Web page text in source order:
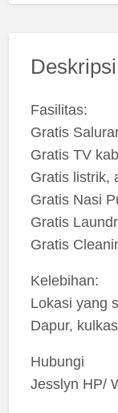
Fasilitas:
Gratis
Gratis TV
Gratis listrik,
Gratis Nasi
Gratis
Gratis
Kelebihan:
Lokasi yang
Dapur,
Hubungi
Jesslyn HP/